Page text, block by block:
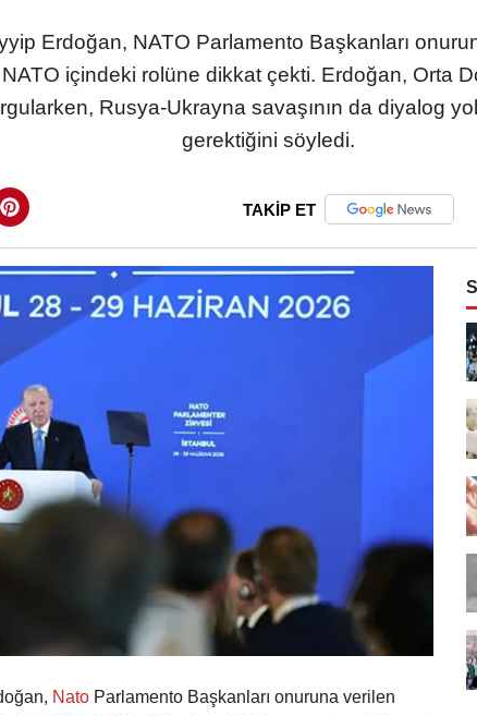
Erdoğan, NATO Parlamento Başkanları
içindeki rolüne dikkat çekti. Erdoğan, Orta
Rusya-Ukrayna savaşının da diyalog
gerektiğini söyledi.
TAKİP ET
Nato Parlamento Başkanları onuruna verilen